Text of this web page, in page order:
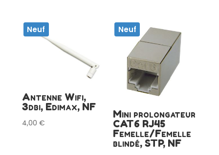
Neuf
Antenne Wifi,
3dbi, Edimax, NF
4,00 €
Neuf
Mini prolongateur
CAT6 RJ45
Femelle/Femelle
blindé, STP, NF